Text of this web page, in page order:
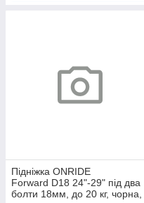
Підніжка ONRIDE
Forward D18 24"-29" під два
болти 18мм, до 20 кг, чорна,